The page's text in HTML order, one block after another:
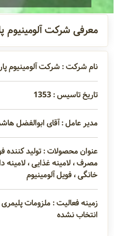
آدرس و
اطلاعات
تماس
مدیران و
مسئولین
گالری
سابقه
شرکت
معرفی شرکت آلومینیوم
نام شرکت : شرکت آلومینیوم
تاریخ تاسیس : 1353
مدیر عامل : آقای ابوالفضل
عنوان محصولات : تولید کننده
مصرف ، لامینه غذایی ، لامینه
خانگی ، فویل آلومینیوم
زمینه فعالیت : ملزومات
انتخاب نشده